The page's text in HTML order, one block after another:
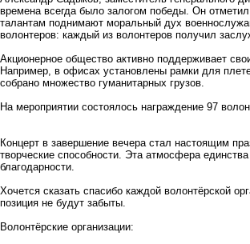
времена всегда было залогом победы. Он
талантам поднимают моральный дух
волонтеров: каждый из волонтеров получил
Акционерное общество активно поддерживает
Например, в офисах установлены рамки для
собрано множество гуманитарных грузов.
На мероприятии состоялось награждение 97
Концерт в завершение вечера стал настоящим
творческие способности. Эта атмосфера
благодарности.
Хочется сказать спасибо каждой волонтёрской
позиция не будут забыты.
Волонтёрские организации: